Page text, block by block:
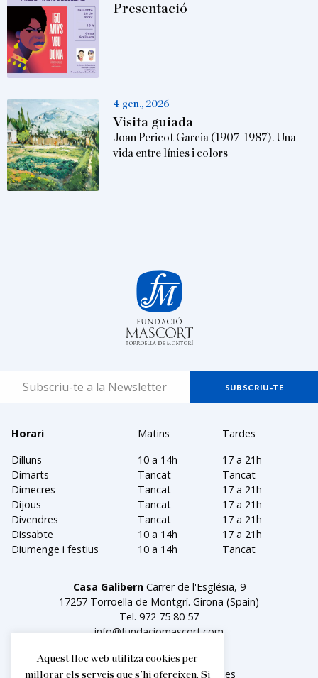
Presentació
4 gen., 2026
Visita guiada
Joan Pericot Garcia (1907-1987). Una
vida entre línies i colors
Horari Matins
Tardes
Dilluns
10 a 14h
17 a 21h
Dimarts
Tancat
Tancat
Dimecres
Tancat
17 a 21h
Dijous
Tancat
17 a 21h
Divendres
Tancat
17 a 21h
Dissabte
10 a 14h
17 a 21h
Diumenge i festius
10 a 14h Tancat
Casa GalibernCarrer de l'Església, 9
17257 Torroella de Montgrí. Girona (Spain)
Tel. 972 75 80 57
info@fundaciomascort.com
Avís legal Política de cookies
Aquest lloc web utilitza cookies per
millorar els serveis que s'hi ofereixen. Si